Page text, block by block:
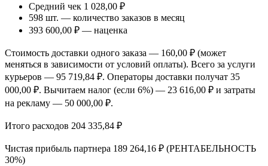
Средний чек 1 028,00 ₽
598 шт. — количество заказов в месяц
393 600,00 ₽ — наценка
Стоимость доставки одного заказа — 160,00 ₽ (может
меняться в зависимости от условий оплаты). Всего за услуги
курьеров — 95 719,84 ₽. Операторы доставки получат 35
000,00 ₽. Вычитаем налог (если 6%) — 23 616,00 ₽ и затраты
на рекламу — 50 000,00 ₽.
Итого расходов 204 335,84 ₽
Чистая прибыль партнера 189 264,16 ₽ (РЕНТАБЕЛЬНОСТЬ
30%)